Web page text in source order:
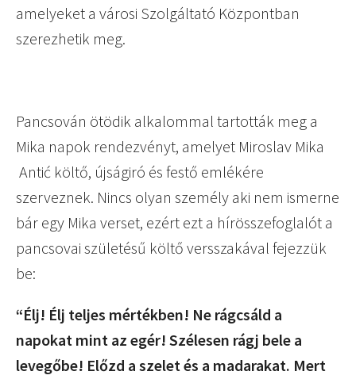
amelyeket a városi Szolgáltató Központban
szerezhetik meg.
Pancsován ötödik alkalommal tartották meg a
Mika napok rendezvényt, amelyet Miroslav Mika
Antić költő, újságiró és festő emlékére
szerveznek. Nincs olyan személy aki nem ismerne
bár egy Mika verset, ezért ezt a hírösszefoglalót a
pancsovai születésű költő versszakával fejezzük
be:
“Élj! Élj teljes mértékben! Ne rágcsáld a
napokat mint az egér! Szélesen rágj bele a
levegőbe! Előzd a szelet és a madarakat. Mert